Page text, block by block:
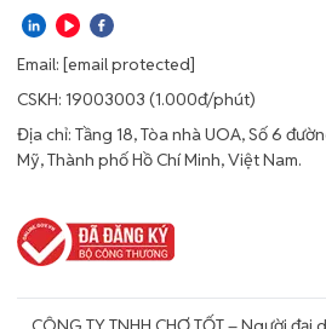
Email: [email protected]
CSKH: 19003003 (1.000đ/phút)
Địa chỉ: Tầng 18, Tòa nhà UOA, Số 6
Mỹ, Thành phố Hồ Chí Minh, Việt Nam.